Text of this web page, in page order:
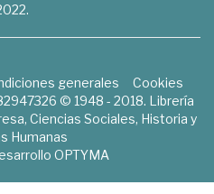
generales
Cookies
© 1948 - 2018. Librería
Ciencias Sociales, Historia y
Humanas
OPTYMA